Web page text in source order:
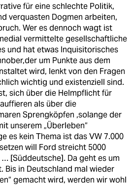
für eine schlechte Politik,
verquasten Dogmen arbeiten,
Wer es dennoch wagt ist
vermittelte gesellschaftliche
und hat etwas Inquisitorisches
um Punkte aus dem
wird, lenkt von den Fragen
wichtig und existenziell sind.
sich über die Helmpflicht für
als über die
Sprengköpfen ,solange der
unserem „Überleben“
es kein Thema ist das VW 7.000
will Ford streicht 5000
[Süddeutsche]. Da geht es um
Bis in Deutschland mal wieder
gemacht wird, werden wir wohl